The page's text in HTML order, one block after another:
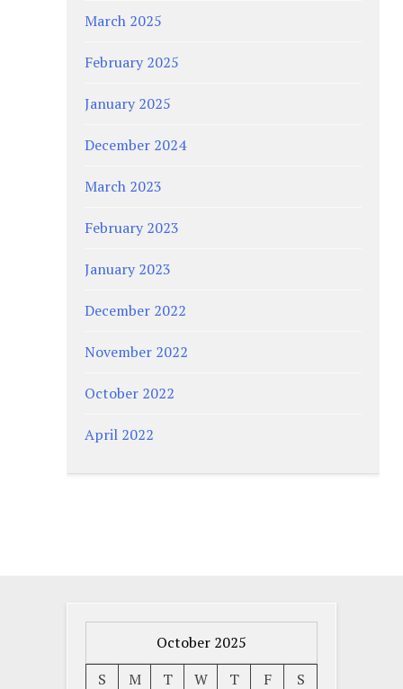
March 2025
February 2025
January 2025
December 2024
March 2023
February 2023
January 2023
December 2022
November 2022
October 2022
April 2022
October 2025
S
M T W T F S